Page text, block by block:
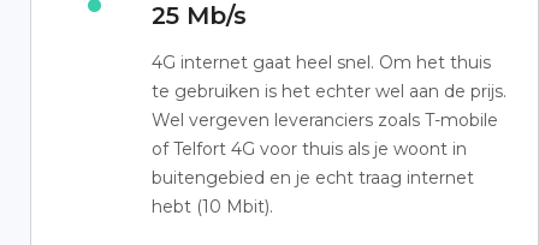
25 Mb/s
4G internet gaat heel snel. Om het thuis
te gebruiken is het echter wel aan de prijs.
Wel vergeven leveranciers zoals T-mobile
of Telfort 4G voor thuis als je woont in
buitengebied en je echt traag internet
hebt (10 Mbit).